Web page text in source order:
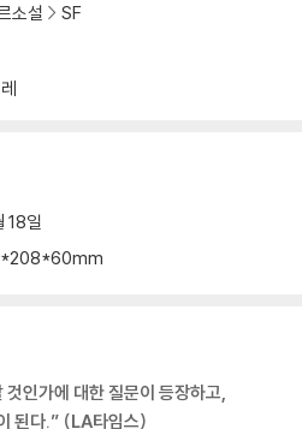
소설 SF
18일
인가에 대한 질문이 등장하고,
된다.” (LA타임스)